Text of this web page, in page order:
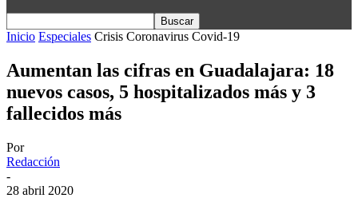
Inicio Especiales Crisis Coronavirus Covid-19
Aumentan las cifras en Guadalajara: 18
nuevos casos, 5 hospitalizados más y 3
fallecidos más
Por
Redacción
-
28 abril 2020